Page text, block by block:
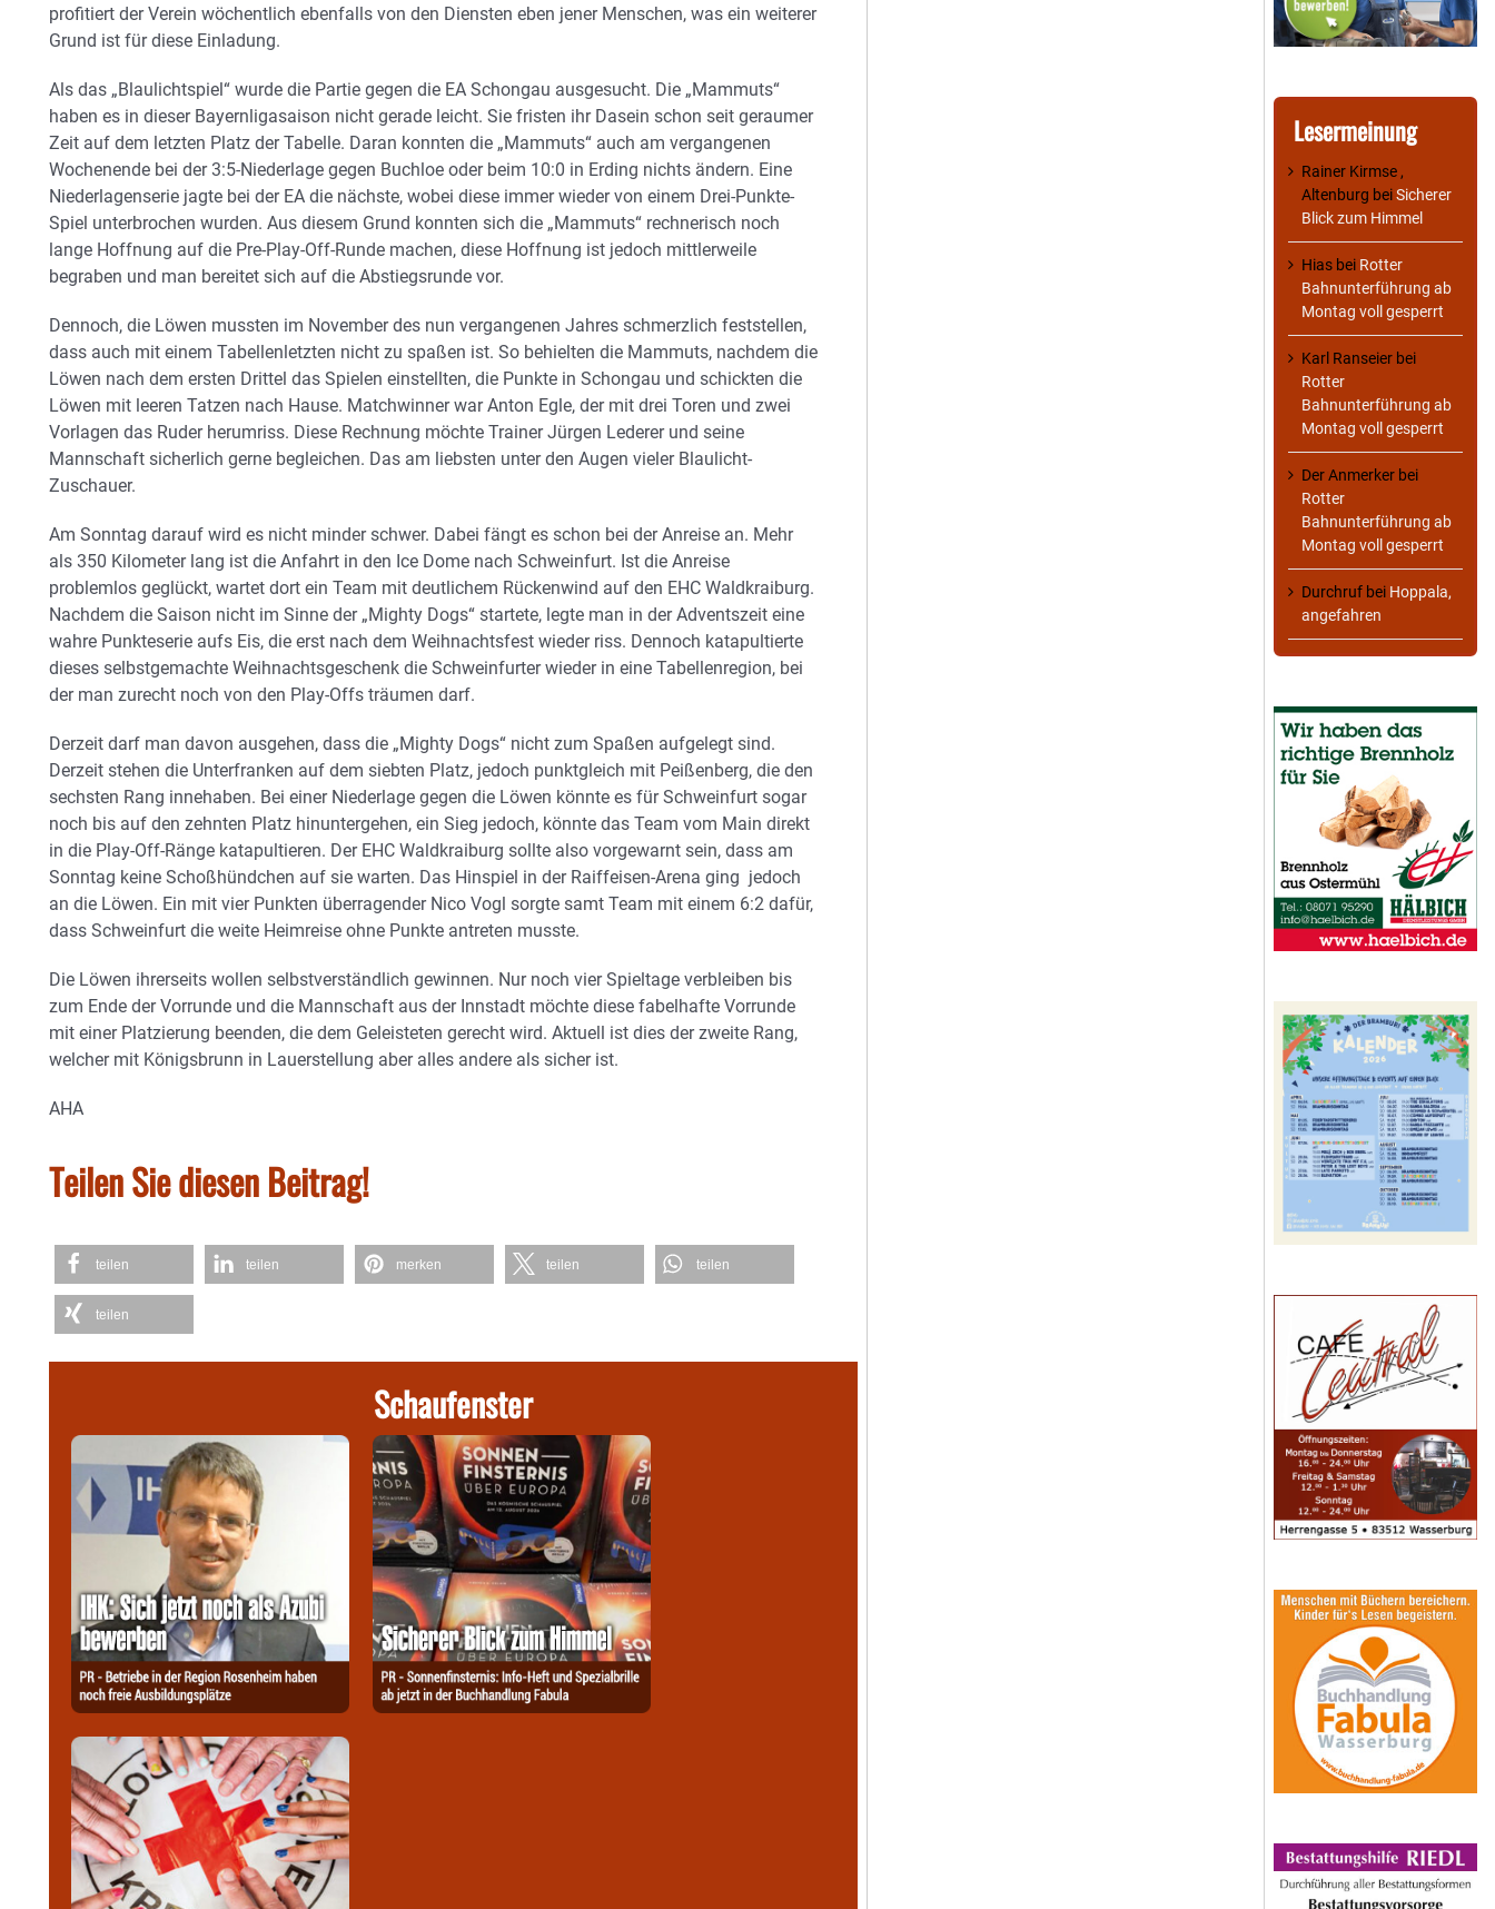
profitiert der Verein wöchentlich ebenfalls von den Diensten eben jener Menschen, was ein weiterer
Grund ist für diese Einladung.
Als das „Blaulichtspiel“ wurde die Partie gegen die EA Schongau ausgesucht. Die „Mammuts“
haben es in dieser Bayernligasaison nicht gerade leicht. Sie fristen ihr Dasein schon seit geraumer
Zeit auf dem letzten Platz der Tabelle. Daran konnten die „Mammuts“ auch am vergangenen
Wochenende bei der 3:5-Niederlage gegen Buchloe oder beim 10:0 in Erding nichts ändern. Eine
Niederlagenserie jagte bei der EA die nächste, wobei diese immer wieder von einem Drei-Punkte-
Spiel unterbrochen wurden. Aus diesem Grund konnten sich die „Mammuts“ rechnerisch noch
lange Hoffnung auf die Pre-Play-Off-Runde machen, diese Hoffnung ist jedoch mittlerweile
begraben und man bereitet sich auf die Abstiegsrunde vor.
Dennoch, die Löwen mussten im November des nun vergangenen Jahres schmerzlich feststellen,
dass auch mit einem Tabellenletzten nicht zu spaßen ist. So behielten die Mammuts, nachdem die
Löwen nach dem ersten Drittel das Spielen einstellten, die Punkte in Schongau und schickten die
Löwen mit leeren Tatzen nach Hause. Matchwinner war Anton Egle, der mit drei Toren und zwei
Vorlagen das Ruder herumriss. Diese Rechnung möchte Trainer Jürgen Lederer und seine
Mannschaft sicherlich gerne begleichen. Das am liebsten unter den Augen vieler Blaulicht-
Zuschauer.
Am Sonntag darauf wird es nicht minder schwer. Dabei fängt es schon bei der Anreise an. Mehr
als 350 Kilometer lang ist die Anfahrt in den Ice Dome nach Schweinfurt. Ist die Anreise
problemlos geglückt, wartet dort ein Team mit deutlichem Rückenwind auf den EHC Waldkraiburg.
Nachdem die Saison nicht im Sinne der „Mighty Dogs“ startete, legte man in der Adventszeit eine
wahre Punkteserie aufs Eis, die erst nach dem Weihnachtsfest wieder riss. Dennoch katapultierte
dieses selbstgemachte Weihnachtsgeschenk die Schweinfurter wieder in eine Tabellenregion, bei
der man zurecht noch von den Play-Offs träumen darf.
Derzeit darf man davon ausgehen, dass die „Mighty Dogs“ nicht zum Spaßen aufgelegt sind.
Derzeit stehen die Unterfranken auf dem siebten Platz, jedoch punktgleich mit Peißenberg, die den
sechsten Rang innehaben. Bei einer Niederlage gegen die Löwen könnte es für Schweinfurt sogar
noch bis auf den zehnten Platz hinuntergehen, ein Sieg jedoch, könnte das Team vom Main direkt
in die Play-Off-Ränge katapultieren. Der EHC Waldkraiburg sollte also vorgewarnt sein, dass am
Sonntag keine Schoßhündchen auf sie warten. Das Hinspiel in der Raiffeisen-Arena ging jedoch
an die Löwen. Ein mit vier Punkten überragender Nico Vogl sorgte samt Team mit einem 6:2 dafür,
dass Schweinfurt die weite Heimreise ohne Punkte antreten musste.
Die Löwen ihrerseits wollen selbstverständlich gewinnen. Nur noch vier Spieltage verbleiben bis
zum Ende der Vorrunde und die Mannschaft aus der Innstadt möchte diese fabelhafte Vorrunde
mit einer Platzierung beenden, die dem Geleisteten gerecht wird. Aktuell ist dies der zweite Rang,
welcher mit Königsbrunn in Lauerstellung aber alles andere als sicher ist.
AHA
Teilen Sie diesen Beitrag!
teilen teilen merken teilen teilen
teilen
Schaufenster
Lesermeinung
Rainer Kirmse ,
Altenburg beiSicherer
Blick zum Himmel
Hias bei Rotter
Bahnunterführung ab
Montag voll gesperrt
Karl Ranseier bei
Rotter
Bahnunterführung ab
Montag voll gesperrt
Der Anmerker bei
Rotter
Bahnunterführung ab
Montag voll gesperrt
Durchruf bei Hoppala,
angefahren